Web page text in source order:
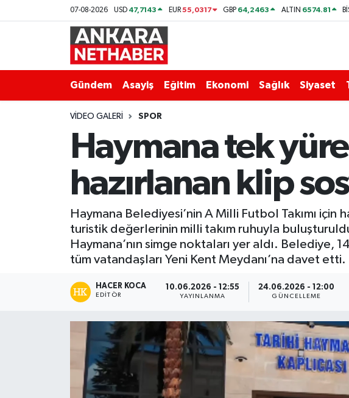
07-08-2026 USD 47,7143 EUR55,0317 GBP 64,2463 ALTIN 6574.81
Gündem Asayiş Eğitim Ekonomi Sağlık Siyaset
VIDEO GALERI SPOR
Haymana tek
hazırlanan klip
Haymana Belediyesi’nin A Milli Futbol Takımı
turistik değerlerinin milli takım ruhuyla
Haymana’nın simge noktaları yer aldı. Belediye,
tüm vatandaşları Yeni Kent Meydanı’na davet etti.
HACER KOCA
EDITÖR
10.06.2026 - 12:55
YAYINLANMA
24.06.2026 - 12:00
GÜNCELLEME
Gündem
Resmi İlanlar
Siyaset
Ankara Hava Durumu
Tüm Manşetler
Son Dakika Haberleri